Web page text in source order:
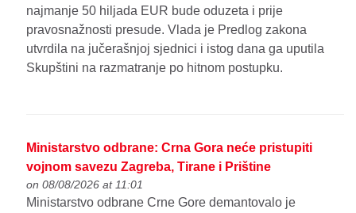
najmanje 50 hiljada EUR bude oduzeta i prije
pravosnažnosti presude. Vlada je Predlog zakona
utvrdila na jučerašnjoj sjednici i istog dana ga uputila
Skupštini na razmatranje po hitnom postupku.
Ministarstvo odbrane: Crna Gora neće pristupiti
vojnom savezu Zagreba, Tirane i Prištine
on 08/08/2026 at 11:01
Ministarstvo odbrane Crne Gore demantovalo je